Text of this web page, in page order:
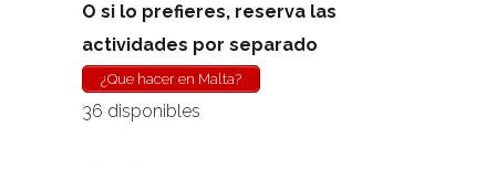
O si lo prefieres, reserva las
actividades por separado
¿Que hacer en Malta?
36 disponibles